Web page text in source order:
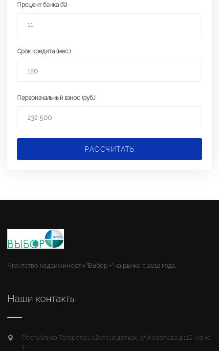
Процент банка (%)
Срок кредита (мес.)
Первоначальный взнос (руб.)
РАССЧИТАТЬ
Агентство недвижимости "Выбор +" на рынке с 2012 года.
Наши контакты
Республика Татарстан, г.Зеленодольск, ул.Королева д.11Б, офис
1